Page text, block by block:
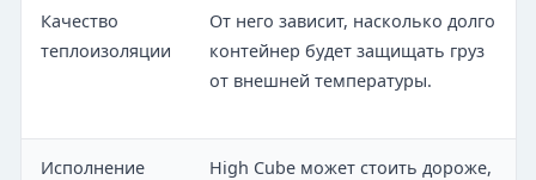
Качество
теплоизоляции
От него зависит, насколько долго
контейнер будет защищать груз
от внешней температуры.
Исполнение
High Cube может стоить дороже,